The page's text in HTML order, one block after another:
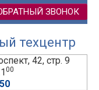
ЗВОНОК
техцентр
42, стр. 9
00